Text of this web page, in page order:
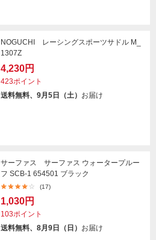
NOGUCHI レーシングスポーツサドル M_
1307Z
4,230円
423ポイント
送料無料、9月5日（土） お届け
サーファス サーファス ウォータープルー
フ SCB-1 654501 ブラック
(17)
1,030円
103ポイント
送料無料、8月9日（日） お届け